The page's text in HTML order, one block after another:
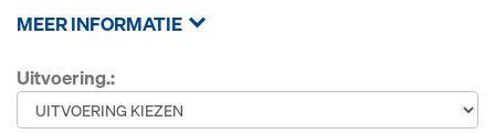
MEER INFORMATIE
Uitvoering.: